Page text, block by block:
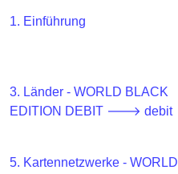
BIN
Checker
CC
Generator
Banks
1. Einführung
3. Länder - WORLD BLACK
EDITION DEBIT 🡒 debit
5. Kartennetzwerke - WORLD